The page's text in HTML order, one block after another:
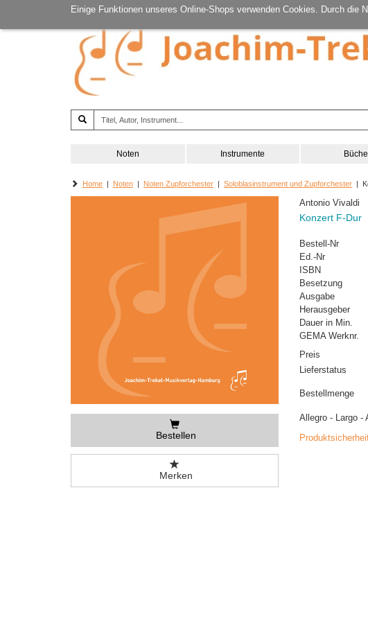
Einige Funktionen unseres Online-Shops verwenden Cookies. Durch
Noten Instrumente
Home | Noten | Noten Zupforchester | Soloblasinstrument und Zupforchester |
Bestellen
Merken
Antonio Vivaldi
Konzert F-Dur
Bestell-Nr
Ed.-Nr
ISBN
Besetzung
Ausgabe
Herausgeber
Dauer in Min.
GEMA Werknr.
Preis
Lieferstatus
Bestellmenge
Allegro - Largo -